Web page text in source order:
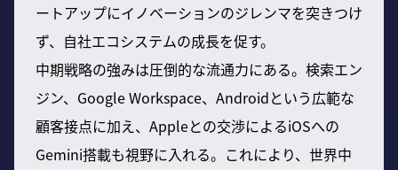
ートアップにイノベーションのジレンマを突きつけ
ず、自社エコシステムの成長を促す。
中期戦略の強みは圧倒的な流通力にある。検索エン
ジン、Google Workspace、Androidという広範な
顧客接点に加え、Appleとの交渉によるiOSへの
Gemini搭載も視野に入れる。これにより、世界中